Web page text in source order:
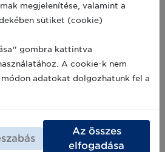
megjelenítése, valamint a
sütiket (cookie)
gombra kattintva
A cookie-k nem
adatokat dolgozhatunk fel a
Az összes
elfogadása